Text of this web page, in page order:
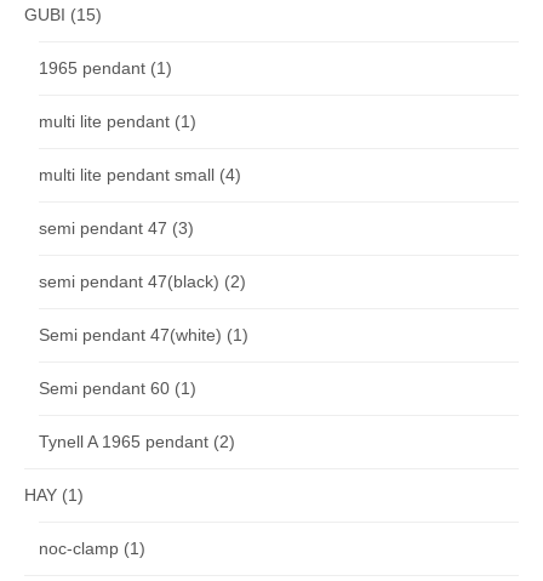
GUBI (15)
1965 pendant (1)
multi lite pendant (1)
multi lite pendant small (4)
semi pendant 47 (3)
semi pendant 47(black) (2)
Semi pendant 47(white) (1)
Semi pendant 60 (1)
Tynell A 1965 pendant (2)
HAY (1)
noc-clamp (1)